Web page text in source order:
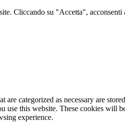
Cliccando su "Accetta", acconsenti
categorized as necessary are
use this website. These cookies will
experience.